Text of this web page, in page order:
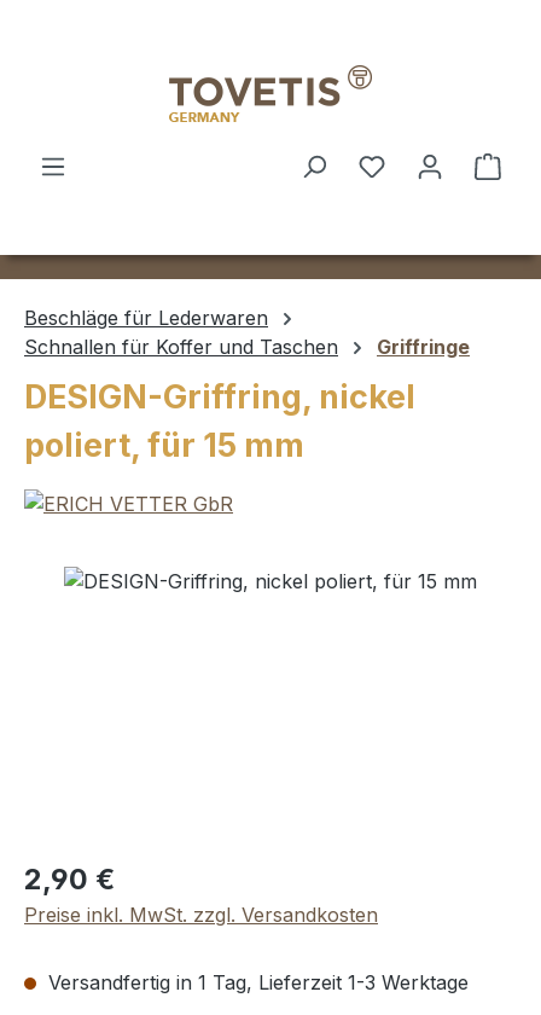
Beschläge für Lederwaren
Schnallen für Koffer und Taschen
Griffringe
DESIGN-Griffring, nickel
poliert, für 15 mm
Bildergalerie überspringen
Regulärer Preis:
2,90 €
Preise inkl. MwSt. zzgl. Versandkosten
Versandfertig in 1 Tag, Lieferzeit 1-3 Werktage